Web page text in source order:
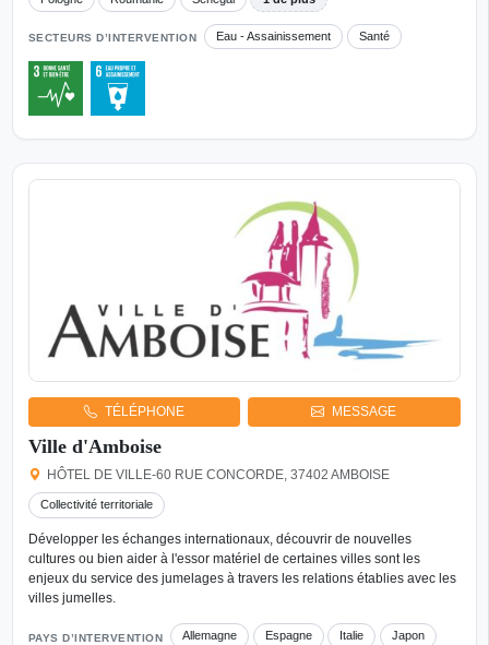
SECTEURS D’INTERVENTION Eau - Assainissement Santé
TÉLÉPHONE MESSAGE
Ville d'Amboise
HÔTEL DE VILLE-60 RUE CONCORDE, 37402 AMBOISE
Collectivité territoriale
Développer les échanges internationaux, découvrir de nouvelles
cultures ou bien aider à l'essor matériel de certaines villes sont les
enjeux du service des jumelages à travers les relations établies avec les
villes jumelles.
PAYS D’INTERVENTION Allemagne Espagne Italie Japon